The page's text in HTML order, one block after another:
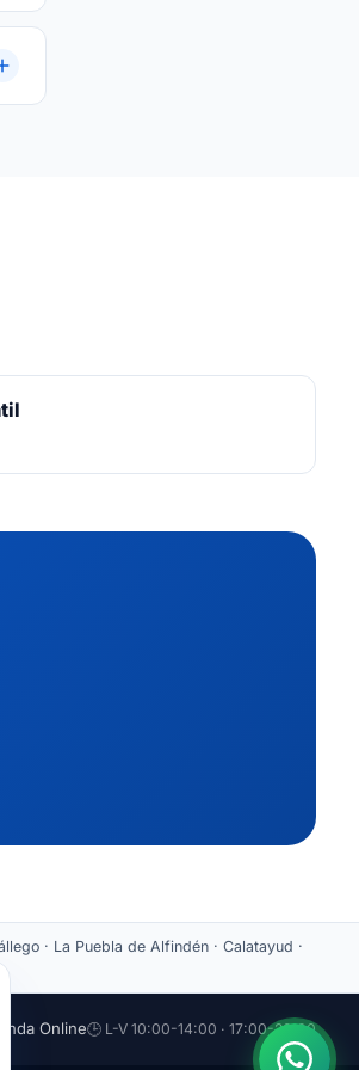
· La Puebla de Alfindén · Calatayud ·
Online🕒 L-V 10:00-14:00 · 17:00-20:00